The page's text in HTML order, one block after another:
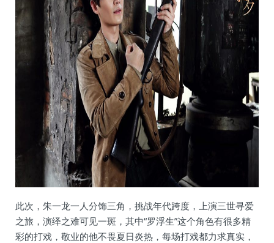
此次，朱一龙一人分饰三角，挑战年代跨度，上演三世寻爱
之旅，演绎之难可见一斑，其中“罗浮生”这个角色有很多精
彩的打戏，敬业的他不畏夏日炎热，每场打戏都力求真实，